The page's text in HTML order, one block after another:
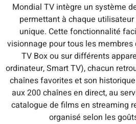
Mondial TV intègre un système
permettant à chaque
unique. Cette fonctionnalité
visionnage pour tous les
TV Box ou sur différents
ordinateur, Smart TV), chacun
chaînes favorites et son
aux 200 chaînes en direct, au
catalogue de films en streaming
organisé selon les